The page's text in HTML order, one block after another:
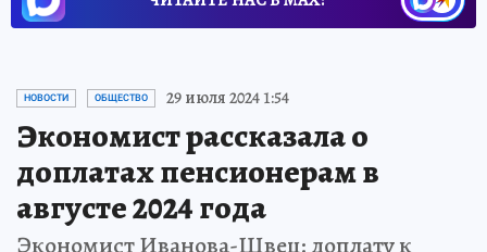
НОВОСТИ ОБЩЕСТВО 29 июля 2024 1:54
Экономист рассказала о
доплатах пенсионерам в
августе 2024 года